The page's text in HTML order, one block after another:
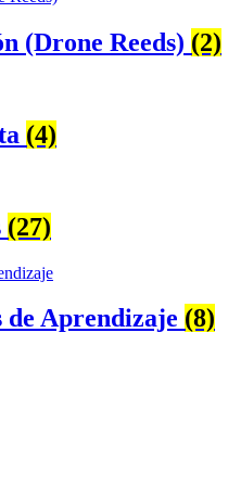
(Drone Reeds) (2)
(4)
(27)
Aprendizaje (8)